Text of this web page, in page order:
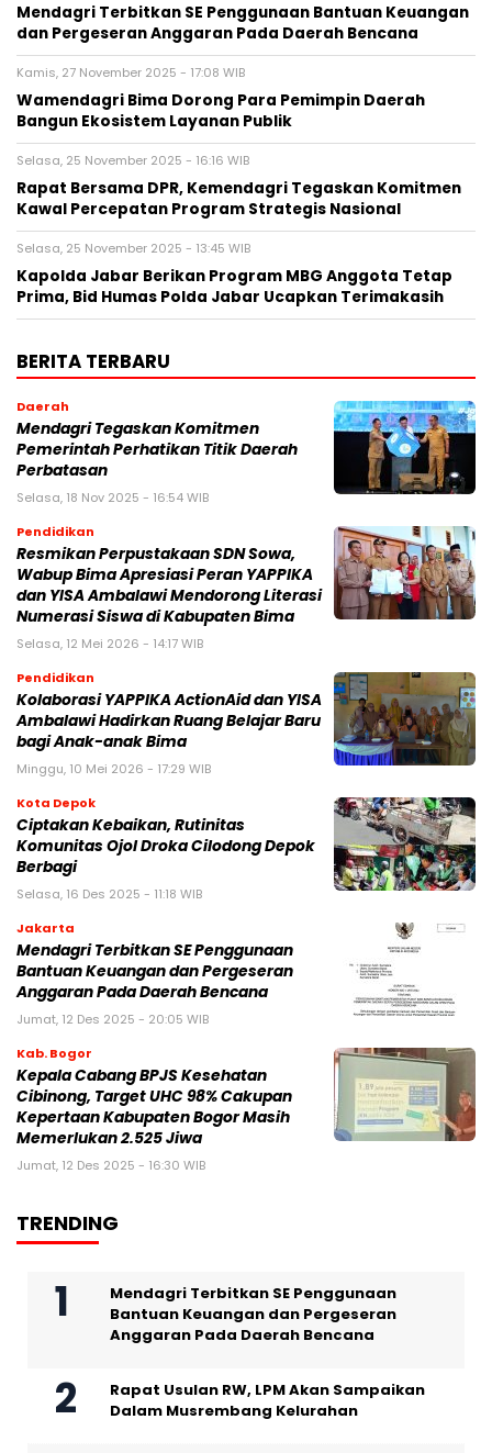
Mendagri Terbitkan SE Penggunaan Bantuan Keuangan
dan Pergeseran Anggaran Pada Daerah Bencana
Kamis, 27 November 2025 - 17:08 WIB
Wamendagri Bima Dorong Para Pemimpin Daerah
Bangun Ekosistem Layanan Publik
Selasa, 25 November 2025 - 16:16 WIB
Rapat Bersama DPR, Kemendagri Tegaskan Komitmen
Kawal Percepatan Program Strategis Nasional
Selasa, 25 November 2025 - 13:45 WIB
Kapolda Jabar Berikan Program MBG Anggota Tetap
Prima, Bid Humas Polda Jabar Ucapkan Terimakasih
BERITA TERBARU
Daerah
Mendagri Tegaskan Komitmen
Pemerintah Perhatikan Titik Daerah
Perbatasan
Selasa, 18 Nov 2025 - 16:54 WIB
Pendidikan
Resmikan Perpustakaan SDN Sowa,
Wabup Bima Apresiasi Peran YAPPIKA
dan YISA Ambalawi Mendorong Literasi
Numerasi Siswa di Kabupaten Bima
Selasa, 12 Mei 2026 - 14:17 WIB
Pendidikan
Kolaborasi YAPPIKA ActionAid dan YISA
Ambalawi Hadirkan Ruang Belajar Baru
bagi Anak-anak Bima
Minggu, 10 Mei 2026 - 17:29 WIB
Kota Depok
Ciptakan Kebaikan, Rutinitas
Komunitas Ojol Droka Cilodong Depok
Berbagi
Selasa, 16 Des 2025 - 11:18 WIB
Jakarta
Mendagri Terbitkan SE Penggunaan
Bantuan Keuangan dan Pergeseran
Anggaran Pada Daerah Bencana
Jumat, 12 Des 2025 - 20:05 WIB
Kab. Bogor
Kepala Cabang BPJS Kesehatan
Cibinong, Target UHC 98% Cakupan
Kepertaan Kabupaten Bogor Masih
Memerlukan 2.525 Jiwa
Jumat, 12 Des 2025 - 16:30 WIB
TRENDING
Mendagri Terbitkan SE Penggunaan
Bantuan Keuangan dan Pergeseran
Anggaran Pada Daerah Bencana
Rapat Usulan RW, LPM Akan Sampaikan
Dalam Musrembang Kelurahan